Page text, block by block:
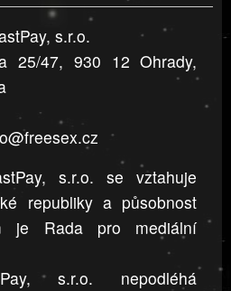
s.r.o.
25/47, 930 12 Ohrady,
s.r.o. se vztahuje
republiky a působnost
je Rada pro mediální
s.r.o. nepodléhá